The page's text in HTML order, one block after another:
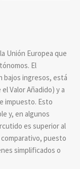
Unión Europea que
El
bajos ingresos, está
Valor Añadido) y a
impuesto. Esto
y, en algunos
es superior al
puesto
simplificados o